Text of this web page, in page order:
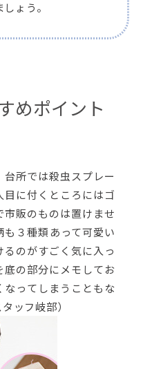
ょう。
めポイント
所では殺虫スプレー
に付くところにはゴ
販のものは置けませ
３種類あって可愛い
のがすごく気に入っ
の部分にメモしてお
なってしまうこともな
ッフ岐部）